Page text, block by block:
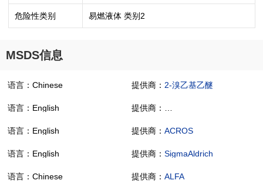
危险性类别 易燃液体 类别2
MSDS信息
语言：Chinese 提供商： 2-溴乙基乙醚
语言：English
语言：English 提供商： ACROS
语言：English 提供商： SigmaAldrich
语言：Chinese 提供商： ALFA